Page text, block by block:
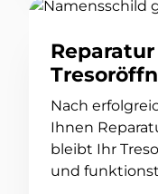
Nach
Ihnen
bleibt Ihr
und